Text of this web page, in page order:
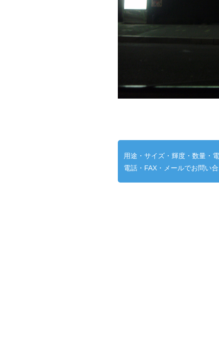
用途・サイズ・輝度・数量・
電話・FAX・メールでお問い